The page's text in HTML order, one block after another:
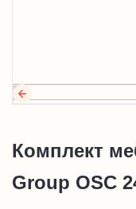
Комплект
Group OSC